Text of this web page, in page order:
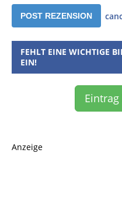
FEHLT EINE WICHTIGE
EIN!
Anzeige